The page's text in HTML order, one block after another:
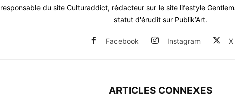
responsable du site Culturaddict, rédacteur sur le site lifestyle
statut d'érudit sur Publik’Art.
Facebook Instagram X
ARTICLES CONNEXES